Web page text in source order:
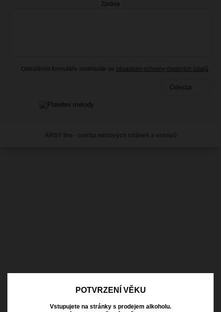
Zpráva
Odesláním formuláře souhlasíte se zásadami ochrany osobních údajů.
Odeslat
POTVRZENÍ VĚKU
Vstupujete na stránky s prodejem alkoholu.